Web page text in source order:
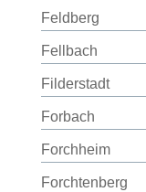
Feldberg
Fellbach
Filderstadt
Forbach
Forchheim
Forchtenberg